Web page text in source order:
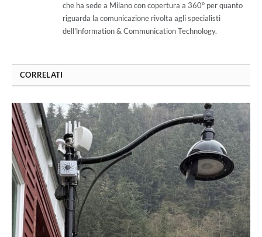
che ha sede a Milano con copertura a 360° per quanto
riguarda la comunicazione rivolta agli specialisti
dell'lnformation & Communication Technology.
CORRELATI